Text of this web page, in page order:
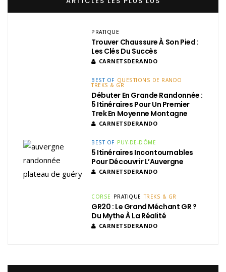
PRATIQUE
Trouver Chaussure À Son Pied :
Les Clés Du Succès
CARNETSDERANDO
BEST OF QUESTIONS DE RANDO
TREKS & GR
Débuter En Grande Randonnée :
5 Itinéraires Pour Un Premier
Trek En Moyenne Montagne
CARNETSDERANDO
BEST OF PUY-DE-DÔME
5 Itinéraires Incontournables
Pour Découvrir L’Auvergne
CARNETSDERANDO
CORSE PRATIQUE TREKS & GR
GR20 : Le Grand Méchant GR ?
Du Mythe À La Réalité
CARNETSDERANDO